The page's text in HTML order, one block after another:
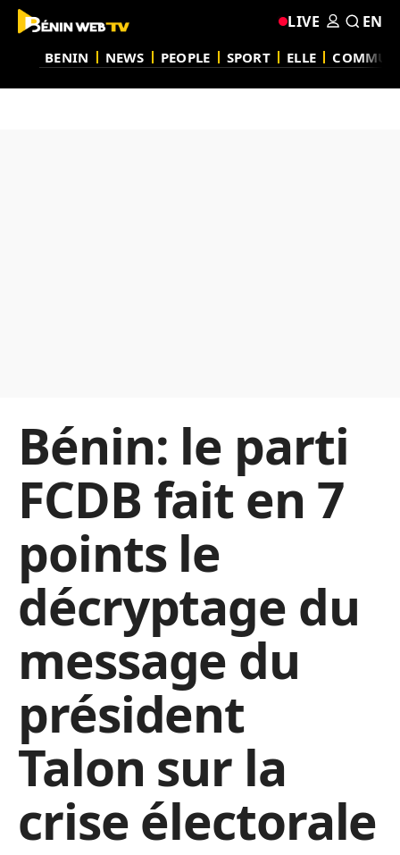
BENIN NEWS PEOPLE SPORT ELLE
LIVE EN
Bénin: le parti
FCDB fait en 7
points le
décryptage du
message du
président
Talon sur la
crise électorale